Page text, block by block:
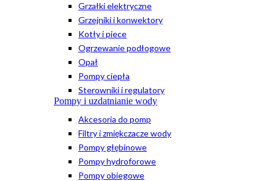
Grzałki elektryczne
Grzejniki i konwektory
Kotły i piece
Ogrzewanie podłogowe
Opał
Pompy ciepła
Sterowniki i regulatory
Pompy i uzdatnianie wody
Akcesoria do pomp
Filtry i zmiękczacze wody
Pompy głębinowe
Pompy hydroforowe
Pompy obiegowe